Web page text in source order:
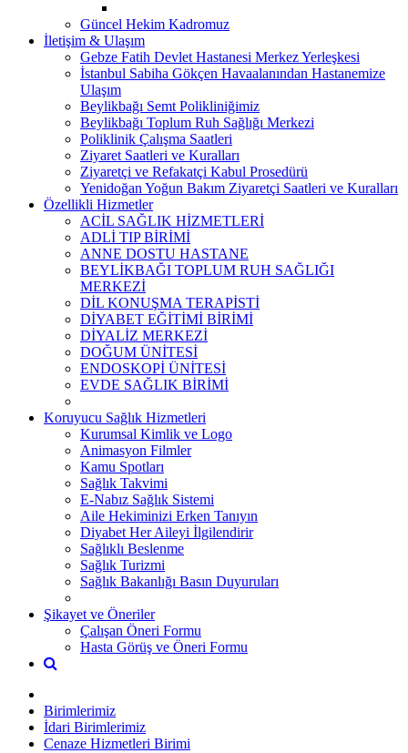
Güncel Hekim Kadromuz
İletişim & Ulaşım
Gebze Fatih Devlet Hastanesi Merkez Yerleşkesi
İstanbul Sabiha Gökçen Havaalanından Hastanemize
Ulaşım
Beylikbağı Semt Polikliniğimiz
Beylikbağı Toplum Ruh Sağlığı Merkezi
Poliklinik Çalışma Saatleri
Ziyaret Saatleri ve Kuralları
Ziyaretçi ve Refakatçi Kabul Prosedürü
Yenidoğan Yoğun Bakım Ziyaretçi Saatleri ve Kuralları
Özellikli Hizmetler
ACİL SAĞLIK HİZMETLERİ
ADLİ TIP BİRİMİ
ANNE DOSTU HASTANE
BEYLİKBAĞI TOPLUM RUH SAĞLIĞI
MERKEZİ
DİL KONUŞMA TERAPİSTİ
DİYABET EĞİTİMİ BİRİMİ
DİYALİZ MERKEZİ
DOĞUM ÜNİTESİ
ENDOSKOPİ ÜNİTESİ
EVDE SAĞLIK BİRİMİ
Koruyucu Sağlık Hizmetleri
Kurumsal Kimlik ve Logo
Animasyon Filmler
Kamu Spotları
Sağlık Takvimi
E-Nabız Sağlık Sistemi
Aile Hekiminizi Erken Tanıyın
Diyabet Her Aileyi İlgilendirir
Sağlıklı Beslenme
Sağlık Turizmi
Sağlık Bakanlığı Basın Duyuruları
Şikayet ve Öneriler
Çalışan Öneri Formu
Hasta Görüş ve Öneri Formu
Birimlerimiz
İdari Birimlerimiz
Cenaze Hizmetleri Birimi